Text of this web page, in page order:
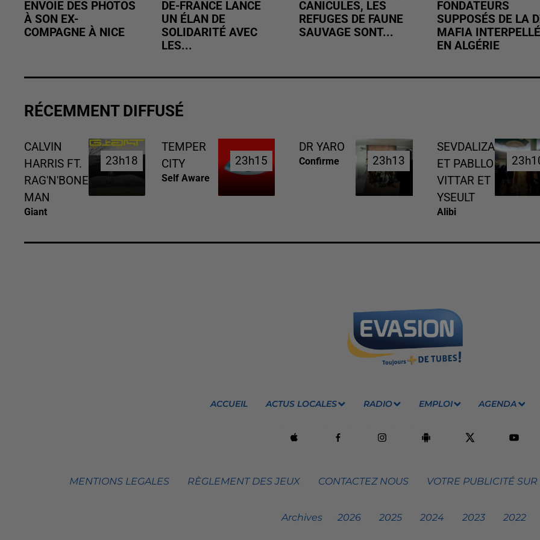
ENVOIE DES PHOTOS
À SON EX-
COMPAGNE À NICE
DE-FRANCE LANCE
UN ÉLAN DE
SOLIDARITÉ AVEC
LES...
CANICULES, LES
REFUGES DE FAUNE
SAUVAGE SONT...
FONDATEURS
SUPPOSÉS DE LA
MAFIA INTERPELLÉ
EN ALGÉRIE
RÉCEMMENT DIFFUSÉ
CALVIN
HARRIS FT.
RAG'N'BONE
MAN
Giant
23h18
23h18
TEMPER
CITY
Self Aware
23h15
23h15
DR YARO
Confirme 23h13
23h13
SEVDALIZA
ET PABLLO
VITTAR ET
YSEULT
Alibi
ACCUEIL ACTUS LOCALES RADIO EMPLOI AGENDA
MENTIONS LEGALES RÈGLEMENT DES JEUX CONTACTEZ NOUS VOTRE PUBLICITÉ
Archives 2026 2025 2024 2023 2022